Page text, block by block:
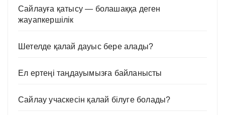
Сайлауға қатысу — болашаққа деген
жауапкершілік
Шетелде қалай дауыс бере алады?
Ел ертеңі таңдауымызға байланысты
Сайлау учаскесін қалай білуге болады?